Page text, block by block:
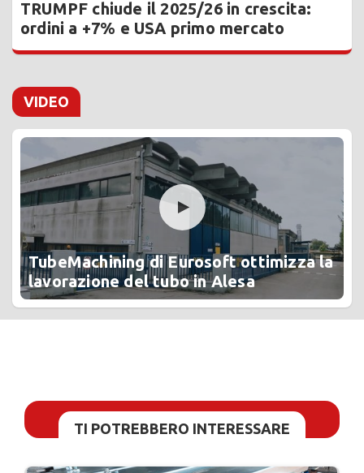
TRUMPF chiude il 2025/26 in crescita:
ordini a +7% e USA primo mercato
VIDEO
TubeMachining di Eurosoft ottimizza la
lavorazione del tubo in Alesa
TI POTREBBERO INTERESSARE